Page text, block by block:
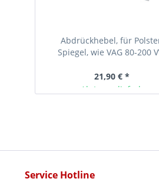
Abdrückhebel, für
Spiegel, wie VAG 80-200
21,90 € *
Ab Lager lieferbar
Service Hotline